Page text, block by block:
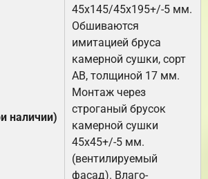
наличии)
45х145/45х195+/-5 мм.
Обшиваются
имитацией бруса
камерной сушки, сорт
АВ, толщиной 17 мм.
Монтаж через
строганый брусок
камерной сушки
45х45+/-5 мм.
(вентилируемый
фасад). Влаго-